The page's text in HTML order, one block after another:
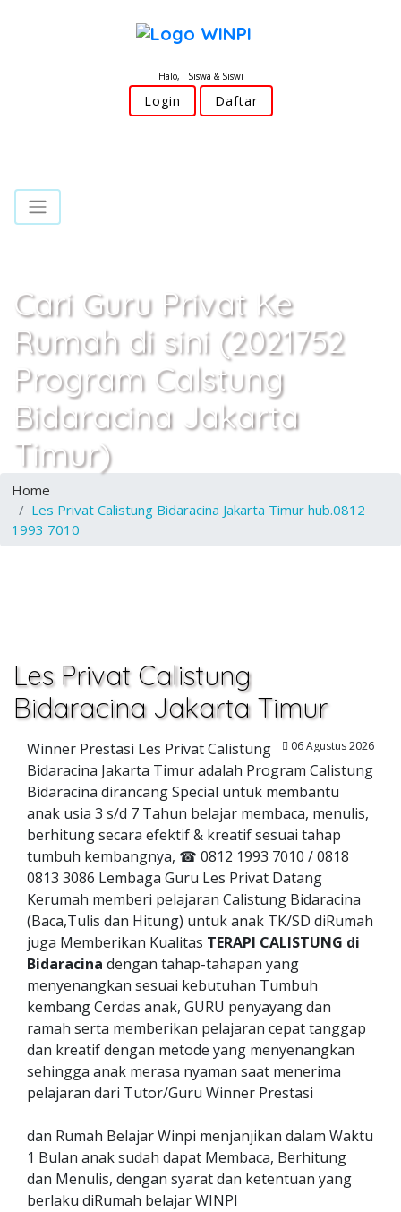
Halo, Siswa & Siswi
Login Daftar
Cari Guru Privat Ke
Rumah di sini (2021752
Program Calstung
Bidaracina Jakarta
Timur)
Home
Les Privat Calistung Bidaracina Jakarta Timur hub.0812
1993 7010
Les Privat Calistung
Bidaracina Jakarta Timur
06 Agustus 2026
Winner Prestasi Les Privat Calistung
Bidaracina Jakarta Timur adalah Program Calistung
Bidaracina dirancang Special untuk membantu
anak usia 3 s/d 7 Tahun belajar membaca, menulis,
berhitung secara efektif & kreatif sesuai tahap
tumbuh kembangnya, ☎ 0812 1993 7010 / 0818
0813 3086 Lembaga Guru Les Privat Datang
Kerumah memberi pelajaran Calistung Bidaracina
(Baca,Tulis dan Hitung) untuk anak TK/SD diRumah
juga Memberikan Kualitas TERAPI CALISTUNG di
Bidaracina dengan tahap-tahapan yang
menyenangkan sesuai kebutuhan Tumbuh
kembang Cerdas anak, GURU penyayang dan
ramah serta memberikan pelajaran cepat tanggap
dan kreatif dengan metode yang menyenangkan
sehingga anak merasa nyaman saat menerima
pelajaran dari Tutor/Guru Winner Prestasi
dan Rumah Belajar Winpi menjanjikan dalam Waktu
1 Bulan anak sudah dapat Membaca, Berhitung
dan Menulis, dengan syarat dan ketentuan yang
berlaku diRumah belajar WINPI